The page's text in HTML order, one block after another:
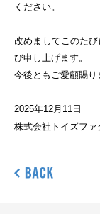
ください。
改めましてこのた
び申し上げます。
今後ともご愛顧賜り
2025年12月 11 日
株式会社トイズファ